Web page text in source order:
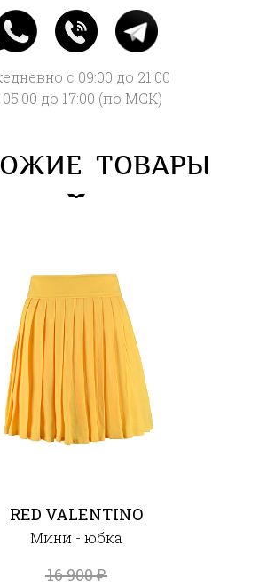
с 09:00 до 21:00
05:00 до 17:00 (по МСК)
ТОВАРЫ
RED VALENTINO
Мини - юбка
16 900₽